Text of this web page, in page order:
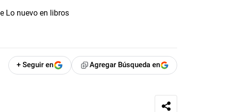
+ Seguir en Agregar Búsqueda en